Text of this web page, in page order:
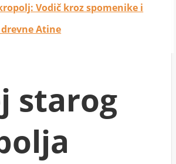
Vodič kroz spomenike i
Atine
starog